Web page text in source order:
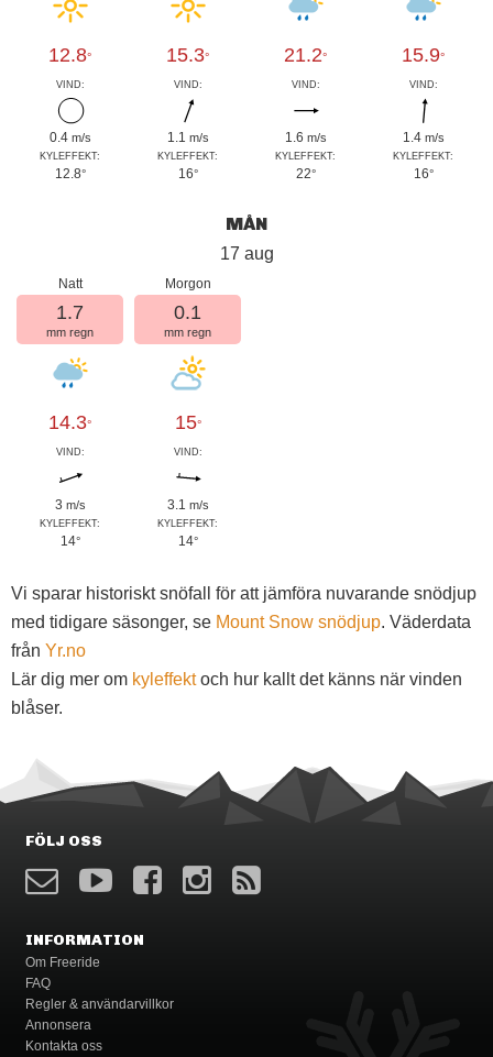
12.8°
VIND:
0.4 m/s
KYLEFFEKT:
12.8°
15.3°
VIND:
1.1 m/s
KYLEFFEKT:
16°
21.2°
VIND:
1.6 m/s
KYLEFFEKT:
22°
15.9°
VIND:
1.4 m/s
KYLEFFEKT:
16°
MÅN
17 aug
Natt
1.7
mm regn
14.3°
VIND:
3 m/s
KYLEFFEKT:
14°
Morgon
0.1
mm regn
15°
VIND:
3.1 m/s
KYLEFFEKT:
14°
Vi sparar historiskt snöfall för att jämföra nuvarande snödjup
med tidigare säsonger, se Mount Snow snödjup. Väderdata
från Yr.no
Lär dig mer om kyleffektoch hur kallt det känns när vinden
blåser.
FÖLJ OSS
INFORMATION
Om Freeride
FAQ
Regler & användarvillkor
Annonsera
Kontakta oss